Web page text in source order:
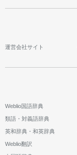
運営会社サイト
Weblio国語辞典
類語・対義語辞典
英和辞典・和英辞典
Weblio翻訳